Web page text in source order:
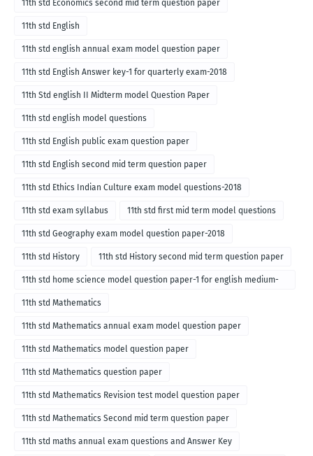
11th std Economics second mid term question paper
11th std English
11th std english annual exam model question paper
11th std English Answer key-1 for quarterly exam-2018
11th Std english II Midterm model Question Paper
11th std english model questions
11th std English public exam question paper
11th std English second mid term question paper
11th std Ethics Indian Culture exam model questions-2018
11th std exam syllabus 11th std first mid term model questions
11th std Geography exam model question paper-2018
11th std History 11th std History second mid term question paper
11th std home science model question paper-1 for english medium-
2018
11th std Mathematics
11th std Mathematics annual exam model question paper
11th std Mathematics model question paper
11th std Mathematics question paper
11th std Mathematics Revision test model question paper
11th std Mathematics Second mid term question paper
11th std maths annual exam questions and Answer Key